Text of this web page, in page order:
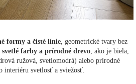
formy a čisté línie, geometrické tvary bez
svetlé farby a prírodné drevo, ako je biela,
ružová, svetlomodrá) alebo prírodné
interiéru svetlosť a sviežosť.